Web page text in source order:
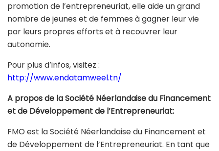
promotion de l’entrepreneuriat, elle aide un grand
nombre de jeunes et de femmes à gagner leur vie
par leurs propres efforts et à recouvrer leur
autonomie.
Pour plus d’infos, visitez :
http://www.endatamweel.tn/
A propos de la Société Néerlandaise du Financement
et de Développement de l’Entrepreneuriat:
FMO est la Société Néerlandaise du Financement et
de Développement de l’Entrepreneuriat. En tant que